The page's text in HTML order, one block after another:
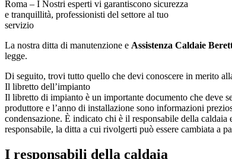
Roma – I Nostri esperti vi garantiscono sicurezza
e tranquillità, professionisti del settore al tuo
servizio
La nostra ditta di manutenzione e Assistenza Caldaie
legge.
Di seguito, trovi tutto quello che devi conoscere in merito
Il libretto dell’impianto
Il libretto di impianto è un importante documento che deve
produttore e l’anno di installazione sono informazioni
condensazione. È indicato chi è il responsabile della caldaia
responsabile, la ditta a cui rivolgerti può essere cambiata a
I responsabili della caldaia